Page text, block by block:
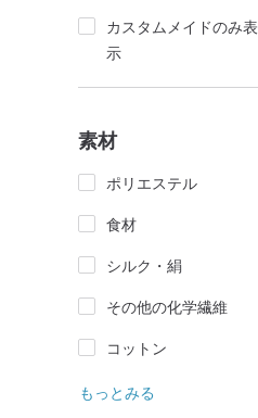
カスタムメイドのみ表
示
素材
ポリエステル
食材
シルク・絹
その他の化学繊維
コットン
もっとみる